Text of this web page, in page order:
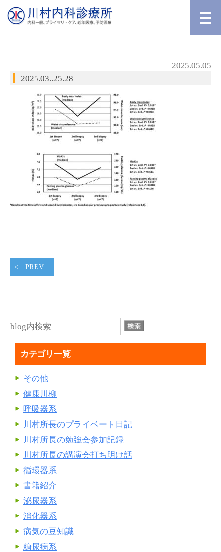
2025.05.05
2025.03..25.28
PREV
カテゴリ一覧
その他
健康川柳
呼吸器系
川村所長のプライベート日記
川村所長の勉強会参加記録
川村所長の講演会打ち明け話
循環器系
書籍紹介
泌尿器系
消化器系
病気の豆知識
糖尿病系